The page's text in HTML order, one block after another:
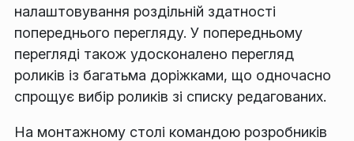
налаштовування роздільній здатності
попереднього перегляду. У попередньому
перегляді також удосконалено перегляд
роликів із багатьма доріжками, що одночасно
спрощує вибір роликів зі списку редагованих.
На монтажному столі командою розробників